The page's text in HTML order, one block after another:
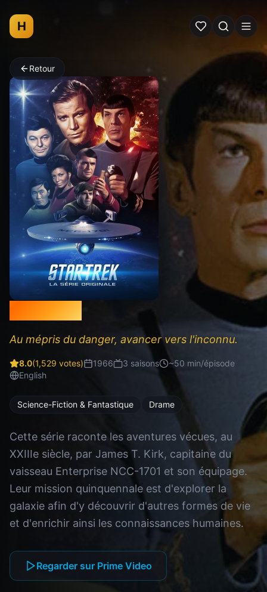
H
Retour
Star Trek
Au mépris du danger, avancer vers l'inconnu.
8.0(1,529 votes) 1966 3 saisons ~50 min/épisode
English
Science-Fiction & Fantastique Drame
Cette série raconte les aventures vécues, au
XXIIIe siècle, par James T. Kirk, capitaine du
vaisseau Enterprise NCC-1701 et son équipage.
Leur mission quinquennale est d'explorer la
galaxie afin d'y découvrir d'autres formes de vie
et d'enrichir ainsi les connaissances humaines.
Regarder sur Prime Video